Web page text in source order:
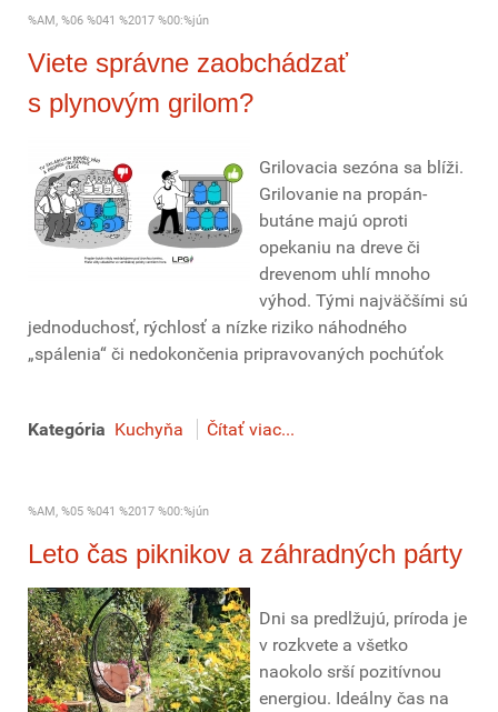
%AM, %06 %041 %2017 %00:%jún
Viete správne zaobchádzať
s plynovým grilom?
Grilovacia sezóna sa blíži.
Grilovanie na propán-
butáne majú oproti
opekaniu na dreve či
drevenom uhlí mnoho
výhod. Tými najväčšími sú
jednoduchosť, rýchlosť a nízke riziko náhodného
„spálenia“ či nedokončenia pripravovaných pochúťok
Kategória Kuchyňa Čítať viac...
%AM, %05 %041 %2017 %00:%jún
Leto čas piknikov a záhradných párty
Dni sa predlžujú, príroda je
v rozkvete a všetko
naokolo srší pozitívnou
energiou. Ideálny čas na